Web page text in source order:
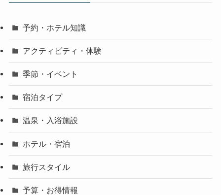
予約・ホテル知識
アクティビティ・体験
季節・イベント
宿泊タイプ
温泉・入浴施設
ホテル・宿泊
旅行スタイル
予算・お得情報